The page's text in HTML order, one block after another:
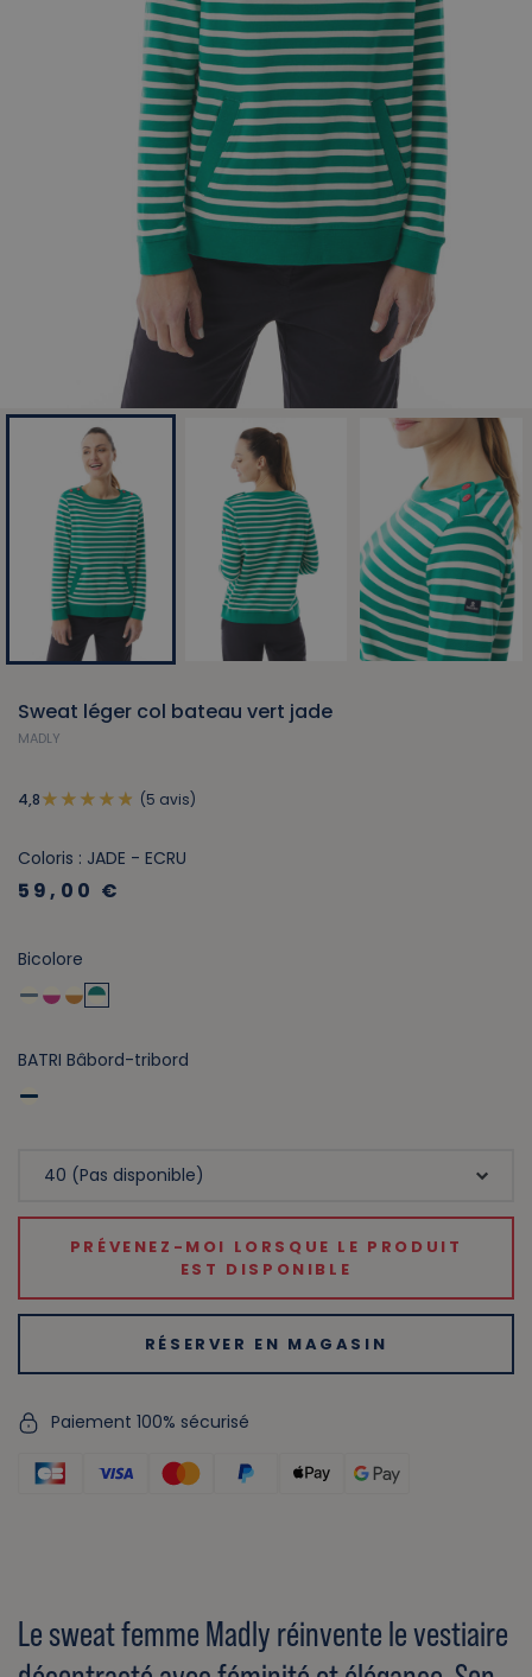
Sweat léger col bateau vert jade
MADLY
4,8 (5 avis)
Coloris : JADE - ECRU
59,00 €
Bicolore
BATRI Bâbord-tribord
PRÉVENEZ-MOI LORSQUE LE PRODUIT
EST DISPONIBLE
RÉSERVER EN MAGASIN
Paiement 100% sécurisé
Le sweat femme Madly réinvente le vestiaire